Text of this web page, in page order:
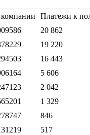
Платежи к
20 862
19 220
16 443
5 606
2 042
1 329
846
517